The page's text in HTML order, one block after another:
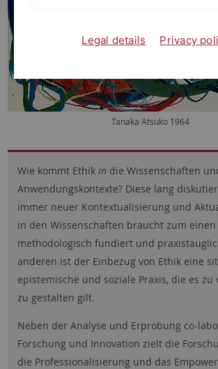
Tanaka Atsuko 1964
Wie kommt Ethik in die Wissenschaften
Anwendungskontexte? Diese lang
immer neuer Kontextualisierung und
in den Wissenschaften braucht zum einen
methodologisch fundiert und
anderen ist der Einbezug von Ethik eine
epistemische und soziale Praxis, die es
zu gestalten gilt.
Neben der Analyse und Erprobung co-
Forschung und Innovation zielt die
die Professionalisierung und das
Legal details Privacy